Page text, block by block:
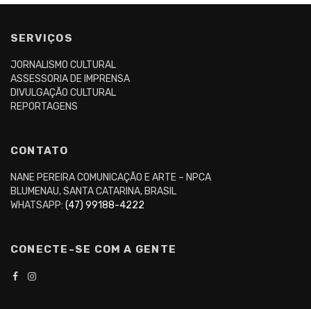
SERVIÇOS
JORNALISMO CULTURAL
ASSESSORIA DE IMPRENSA
DIVULGAÇÃO CULTURAL
REPORTAGENS
CONTATO
NANE PEREIRA COMUNICAÇÃO E ARTE – NPCA
BLUMENAU, SANTA CATARINA, BRASIL
WHATSAPP: (47) 99188-4222
CONECTE-SE COM A GENTE